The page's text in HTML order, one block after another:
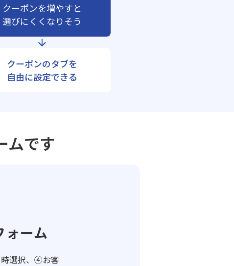
クーポンを増やすと
選びにくくなりそう
クーポンのタブを
自由に設定できる
ムです
ォーム
選択、④お客